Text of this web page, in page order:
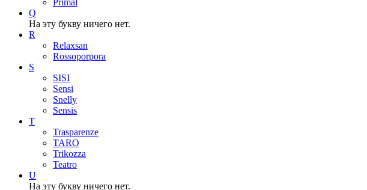
Primal
Q
На эту букву ничего нет.
R
Relaxsan
Rossoporpora
S
SISI
Sensi
Snelly
Sensis
T
Trasparenze
TARO
Trikozza
Teatro
U
На эту букву ничего нет.